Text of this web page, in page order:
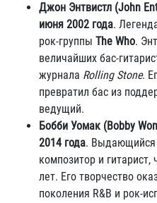
Джон Энтвистл (John
июня 2002 года.
рок-группы The Who.
величайших бас-
журнала Rolling Stone.
превратил бас из
ведущий.
Бобби Уомак (Bobby
2014 года. Выдающийся
композитор и
лет. Его творчество
поколения R&B и рок-